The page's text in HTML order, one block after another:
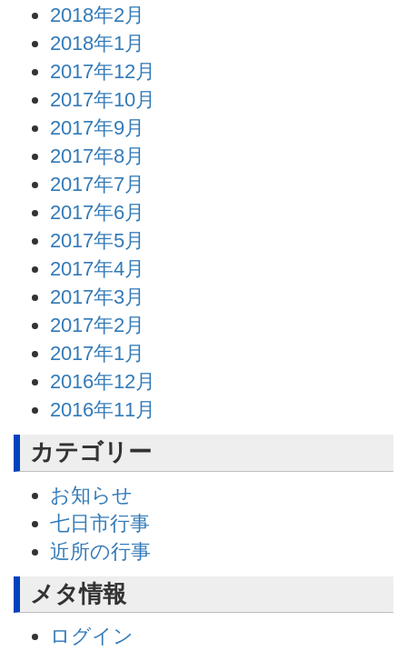
2018年2月
2018年1月
2017年12月
2017年10月
2017年9月
2017年8月
2017年7月
2017年6月
2017年5月
2017年4月
2017年3月
2017年2月
2017年1月
2016年12月
2016年11月
カテゴリー
お知らせ
七日市行事
近所の行事
メタ情報
ログイン